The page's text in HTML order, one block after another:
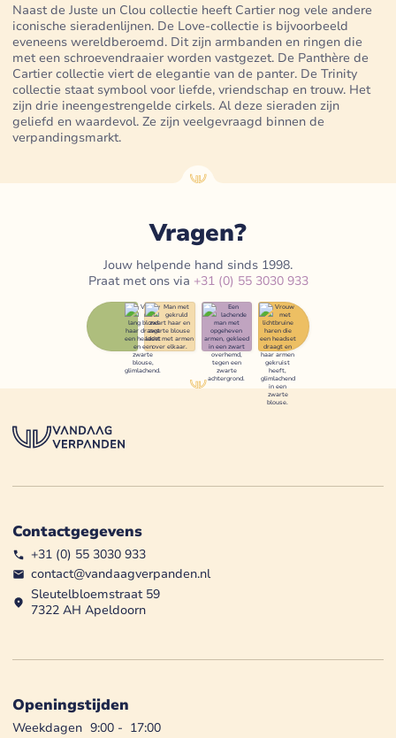
Naast de Juste un Clou collectie heeft Cartier nog vele andere
iconische sieradenlijnen. De Love-collectie is bijvoorbeeld
eveneens wereldberoemd. Dit zijn armbanden en ringen die
met een schroevendraaier worden vastgezet. De Panthère de
Cartier collectie viert de elegantie van de panter. De Trinity
collectie staat symbool voor liefde, vriendschap en trouw. Het
zijn drie ineengestrengelde cirkels. Al deze sieraden zijn
geliefd en waardevol. Ze zijn veelgevraagd binnen de
verpandingsmarkt.
Vragen?
Jouw helpende hand sinds 1998.
Praat met ons via +31 (0) 55 3030 933
Contactgegevens
+31 (0) 55 3030 933
contact@vandaagverpanden.nl
Sleutelbloemstraat 59
7322 AH Apeldoorn
Openingstijden
Weekdagen 9:00 - 17:00